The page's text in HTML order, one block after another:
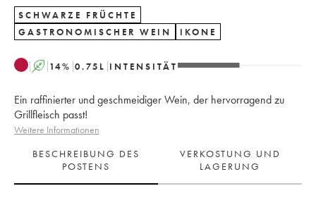
SCHWARZE FRÜCHTE
GASTRONOMISCHER WEIN
IKONE
A 14% 0.75 L INTENSITÄT
Ein raffinierter und geschmeidiger Wein, der hervorragend zu
Grillfleisch passt!
Weitere Informationen
BESCHREIBUNG DES
POSTENS
VERKOSTUNG UND
LAGERUNG